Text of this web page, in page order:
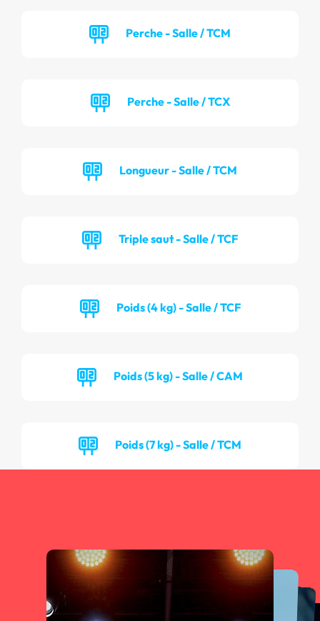
Perche - Salle / TCM
Perche - Salle / TCX
Longueur - Salle / TCM
Triple saut - Salle / TCF
Poids (4 kg) - Salle / TCF
Poids (5 kg) - Salle / CAM
Poids (7 kg) - Salle / TCM